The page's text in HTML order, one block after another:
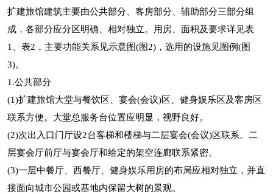
扩建旅馆建筑主要由公共部分、客房部分、辅助部分三部分组
成，各部分应分区明确、相对独立。用房、面积及要求详见表
1、表2，主要功能关系见示意图(图2)，选用的设施见图例(图
3)。
1.公共部分
(1)扩建旅馆大堂与餐饮区、宴会(会议)区、健身娱乐区及客房区
联系方便。大堂总服务台位置应明显，视野良好。
(2)次出入口门厅设2台客梯和楼梯与二层宴会(会议)区联系。二
层宴会厅前厅与宴会厅和给定的架空连廊联系紧密。
(3)一层中餐厅、西餐厅、健身娱乐用房的布局应相对独立，并直
接面向城市公园或基地内保留大树的景观。